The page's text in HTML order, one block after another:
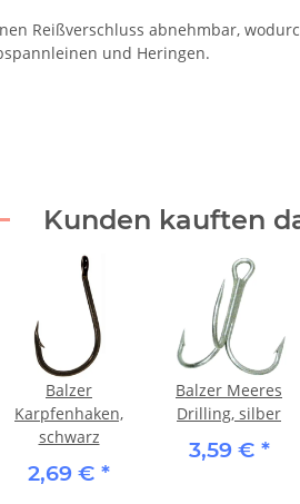
Reißverschluss abnehmbar,
und Heringen.
Kunden kauften
Balzer
Karpfenhaken,
schwarz
2,69 € *
Balzer Meeres
Drilling, silber
3,59 € *